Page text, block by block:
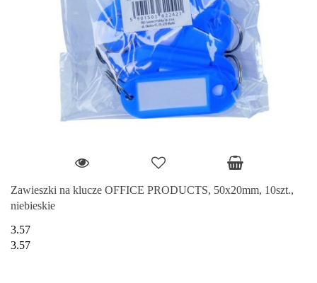
Zawieszki na klucze OFFICE PRODUCTS, 50x20mm, 10szt.,
niebieskie
3.57
3.57